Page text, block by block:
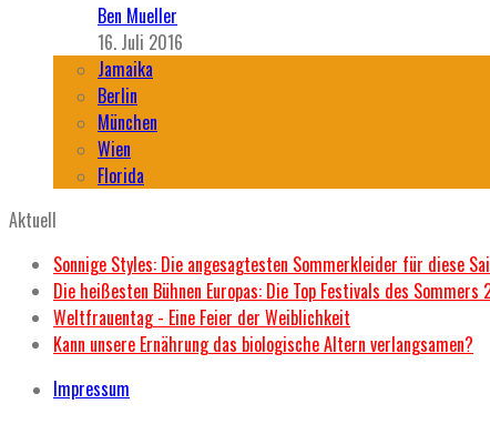
Ben Mueller
16. Juli 2016
Jamaika
Berlin
München
Wien
Florida
Aktuell
Sonnige Styles: Die angesagtesten Sommerkleider für diese
Die heißesten Bühnen Europas: Die Top Festivals des Sommers
Weltfrauentag - Eine Feier der Weiblichkeit
Kann unsere Ernährung das biologische Altern verlangsamen?
Impressum